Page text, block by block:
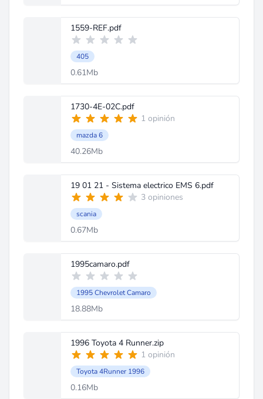
1559-REF.pdf
405
0.61Mb
1730-4E-02C.pdf
1 opinión
mazda 6
40.26Mb
19 01 21 - Sistema electrico EMS 6.pdf
3 opiniones
scania
0.67Mb
1995camaro.pdf
1995 Chevrolet Camaro
18.88Mb
1996 Toyota 4 Runner.zip
1 opinión
Toyota 4Runner 1996
0.16Mb